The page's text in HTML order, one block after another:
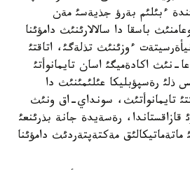
ءبئلئم بةرؤ جذيةسئ مةن
باسقا دا سالالارئنئث دامؤئنا
ءوزئنئث تذلةگئ، اتاقتئ
اكادةميگئ اسان تايمانوأتئ
ذلئ رةسپؤبليكا عئلئمئنئث دا
تايمانوأتئث، سونداي-اق ونئث
قازاقستاندا، رةسةيدة جانة بذرئنعئ
ماتةماتيكالئق مةكتةپتةردئث دامؤئنا